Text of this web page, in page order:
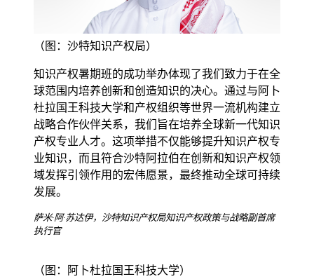
（图：沙特知识产权局）
知识产权暑期班的成功举办体现了我们致力于在全
球范围内培养创新和创造知识的决心。通过与阿卜
杜拉国王科技大学和产权组织等世界一流机构建立
战略合作伙伴关系，我们旨在培养全球新一代知识
产权专业人才。这项举措不仅能够提升知识产权专
业知识，而且符合沙特阿拉伯在创新和知识产权领
域发挥引领作用的宏伟愿景，最终推动全球可持续
发展。
萨米·阿·苏达伊，沙特知识产权局知识产权政策与战略副首席
执行官
（图：阿卜杜拉国王科技大学）